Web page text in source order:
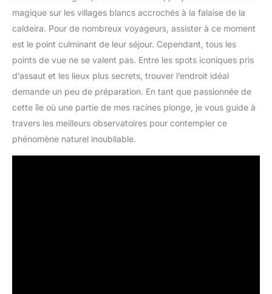
magique sur les villages blancs accrochés à la falaise de la
caldeira. Pour de nombreux voyageurs, assister à ce moment
est le point culminant de leur séjour. Cependant, tous les
points de vue ne se valent pas. Entre les spots iconiques pris
d’assaut et les lieux plus secrets, trouver l’endroit idéal
demande un peu de préparation. En tant que passionnée de
cette île où une partie de mes racines plonge, je vous guide à
travers les meilleurs observatoires pour contempler ce
phénomène naturel inoubliable.